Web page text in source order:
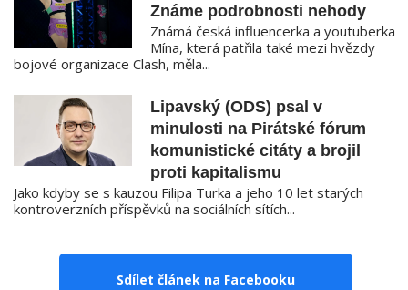
Známe podrobnosti nehody
Známá česká influencerka a youtuberka
Mína, která patřila také mezi hvězdy
bojové organizace Clash, měla...
Lipavský (ODS) psal v
minulosti na Pirátské fórum
komunistické citáty a brojil
proti kapitalismu
Jako kdyby se s kauzou Filipa Turka a jeho 10 let starých
kontroverzních příspěvků na sociálních sítích...
Sdílet článek na Facebooku